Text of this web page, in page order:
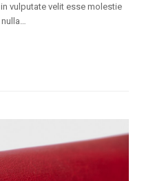
vulputate velit esse molestie